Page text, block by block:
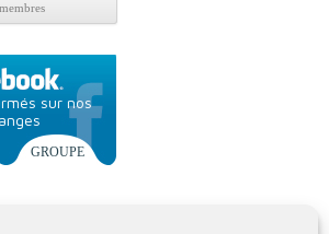
sur nos
GROUPE